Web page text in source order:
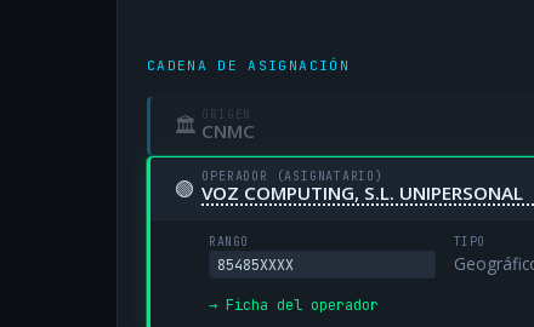
CADENA DE ASIGNACIÓN
🏛 ORIGEN
CNMC
🟢 OPERADOR (ASIGNATARIO)
VOZ COMPUTING, S.L. UNIPERSONAL
RANGO
85485XXXX
TIPO
→ Ficha del operador